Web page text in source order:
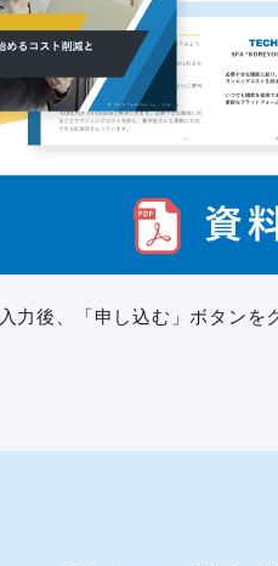
力後、「申し込む」ボタンを